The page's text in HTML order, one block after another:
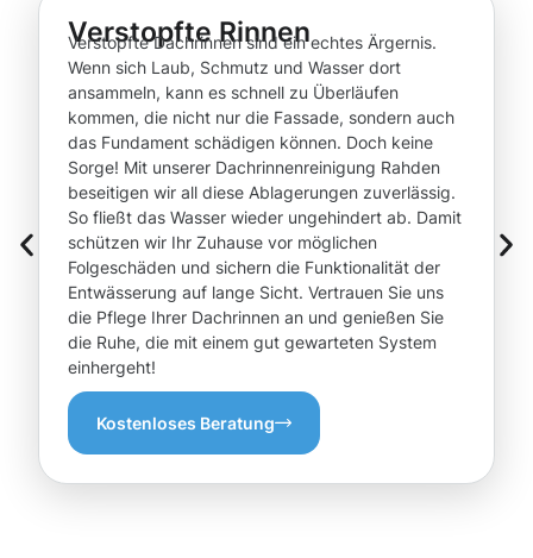
Verstopfte Rinnen
Verstopfte Dachrinnen sind ein echtes Ärgernis.
Wenn sich Laub, Schmutz und Wasser dort
ansammeln, kann es schnell zu Überläufen
kommen, die nicht nur die Fassade, sondern auch
das Fundament schädigen können. Doch keine
Sorge! Mit unserer Dachrinnenreinigung Rahden
beseitigen wir all diese Ablagerungen zuverlässig.
So fließt das Wasser wieder ungehindert ab. Damit
schützen wir Ihr Zuhause vor möglichen
Folgeschäden und sichern die Funktionalität der
Entwässerung auf lange Sicht. Vertrauen Sie uns
die Pflege Ihrer Dachrinnen an und genießen Sie
die Ruhe, die mit einem gut gewarteten System
einhergeht!
Kostenloses Beratung